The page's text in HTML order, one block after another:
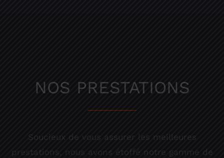
NOS PRESTATIONS
Soucieux de vous assurer les meilleures
prestations, nous avons étoffé notre gamme de